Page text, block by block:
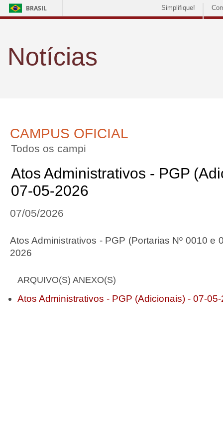
BRASIL Simplifique!
Notícias
CAMPUS OFICIAL
Todos os campi
Atos Administrativos - PGP
07-05-2026
07/05/2026
Atos Administrativos - PGP (Portarias Nº 0010 e
2026
ARQUIVO(S) ANEXO(S)
Atos Administrativos - PGP (Adicionais) - 07-